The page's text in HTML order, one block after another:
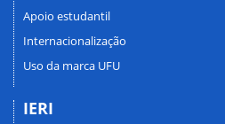
Apoio estudantil
Internacionalização
Uso da marca UFU
IERI